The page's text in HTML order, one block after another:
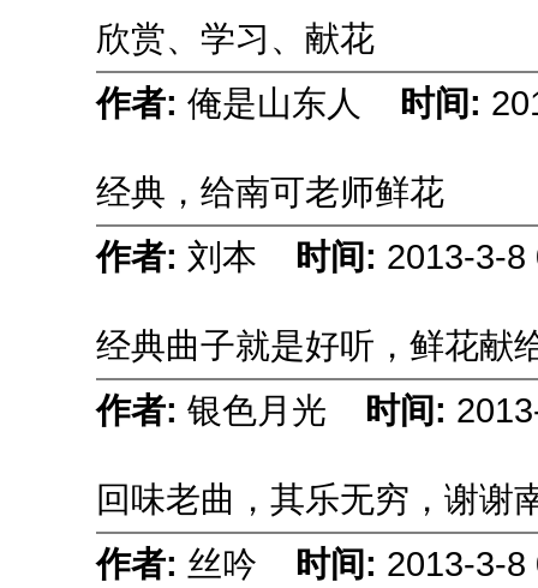
欣赏、学习、献花
作者: 俺是山东人 时间:
经典，给南可老师鲜花
作者: 刘本 时间: 2013-3-8
经典曲子就是好听，鲜花献
作者: 银色月光 时间:
回味老曲，其乐无穷，谢谢
作者: 丝吟 时间: 2013-3-8